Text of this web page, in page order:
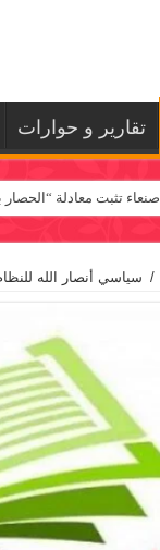
تقارير و حوارات
صنعاء تثبت معادلة “الحصار
/ سياسي أنصار الله